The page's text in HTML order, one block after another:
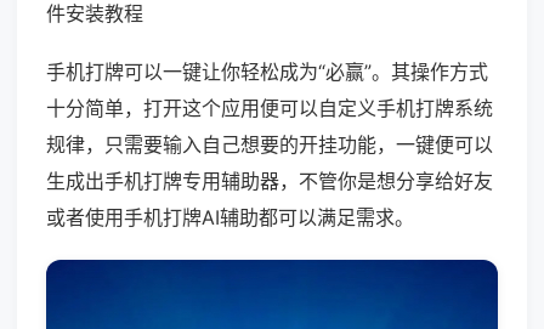
件安装教程
手机打牌可以一键让你轻松成为“必赢”。其操作方式
十分简单，打开这个应用便可以自定义手机打牌系统
规律，只需要输入自己想要的开挂功能，一键便可以
生成出手机打牌专用辅助器，不管你是想分享给好友
或者使用手机打牌AI辅助都可以满足需求。